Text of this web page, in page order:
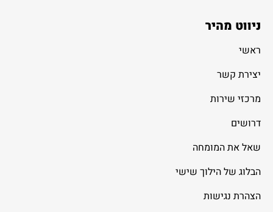
ניווט מהיר
ראשי
יצירת קשר
מרכזי שירות
דרושים
שאל את המומחה
הבלוג של הילוך שישי
הצהרת נגישות